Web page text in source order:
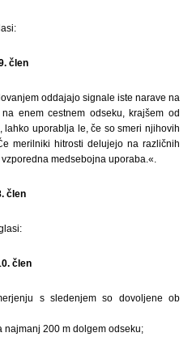
člen
oddajajo signale iste narave na
enem cestnem odseku, krajšem od
lahko uporablja le, če so smeri njihovih
merilniki hitrosti delujejo na različnih
medsebojna uporaba.«.
člen
člen
s sledenjem so dovoljene ob
najmanj 200 m dolgem odseku;